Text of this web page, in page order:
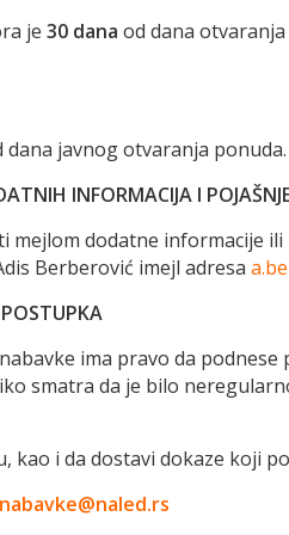
je 30 dana od dana
javnog otvaranja ponuda.
INFORMACIJA I
dodatne informacije
Berberović imejl adresa
ima pravo da
smatra da je bilo
kao i da dostavi dokaze koji
nabavke@naled.rs